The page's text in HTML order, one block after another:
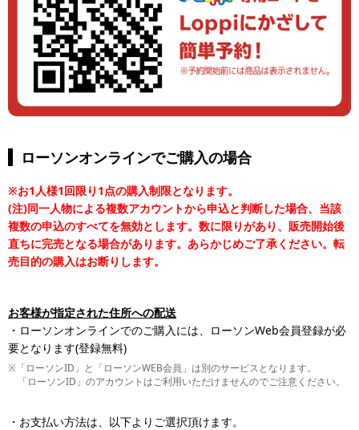
ローソンオンラインでご購入の場合
※お1人様1回限り1点の購入制限となります。
(注)同一人物による複数アカウントから申込と判断した場合、当該
複数の申込のすべてを無効とします。数に限りがあり、販売開始後
直ちに完売となる場合があります。あらかじめご了承ください。転
売目的の購入はお断りします。
お客様が指定された住所への配送
・ローソンオンラインでのご購入には、ローソンWeb会員登録が必
要となります(登録無料)
※「ローソンID」と「ローソンWEB会員」は別のサービスとなります。
「ローソンID」のアカウントはご利用いただけませんのでご注意ください。
・お支払い方法は、以下よりご選択頂けます。